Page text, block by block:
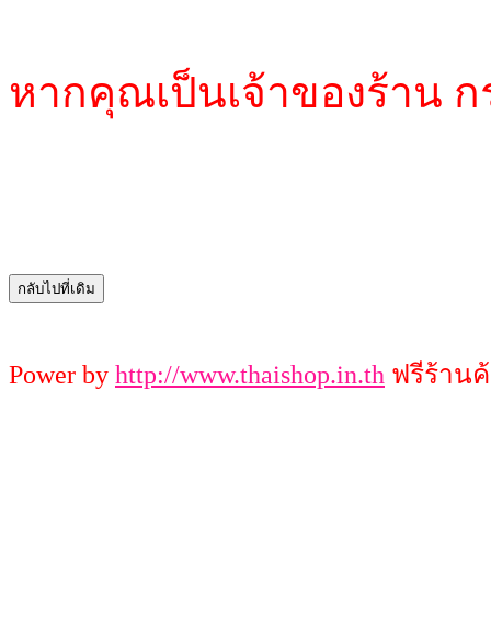
หากคุณเป็นเจ้าของร้าน
Power by http://www.thaishop.in.th ฟรีร้าน